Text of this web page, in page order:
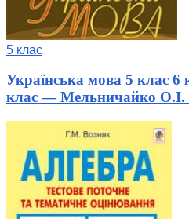
5 клас
Українська мова 5 клас 6
клас — Мельничайко О.І.